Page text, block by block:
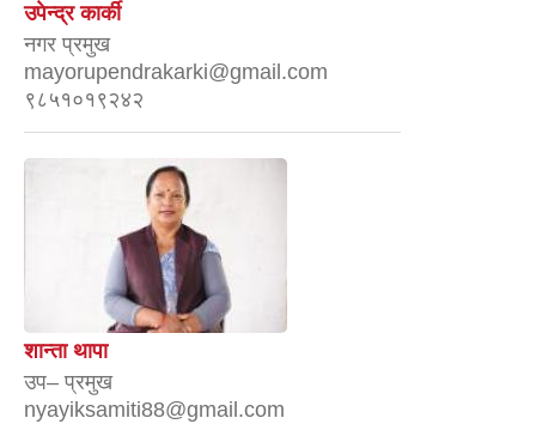
उपेन्द्र कार्की
नगर प्रमुख
mayorupendrakarki@gmail.com
९८५१०१९२४२
शान्ता थापा
उप– प्रमुख
nyayiksamiti88@gmail.com